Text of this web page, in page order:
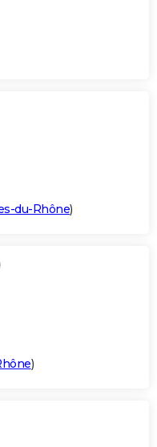
du-Rhône)
)